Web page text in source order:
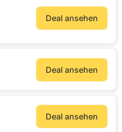
Deal ansehen
Deal ansehen
Deal ansehen